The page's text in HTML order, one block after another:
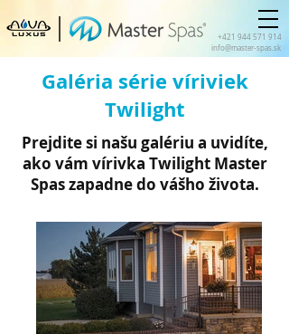
+421 944 571 914
info@master-spas.sk
Galéria série víriviek
Twilight
Prejdite si našu galériu a uvidíte,
ako vám vírivka Twilight Master
Spas zapadne do vášho života.